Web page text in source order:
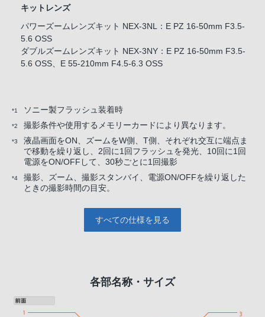
キットレンズ
パワーズームレンズキット NEX-3NL：E PZ 16-50mm F3.5-
5.6 OSS
ダブルズームレンズキット NEX-3NY：E PZ 16-50mm F3.5-
5.6 OSS、E 55-210mm F4.5-6.3 OSS
*1 ソニー製フラッシュ装着時
*2 撮影条件や使用するメモリーカードにより異なります。
*3
液晶画面をON、ズームをW側、T側、それぞれ交互に端点ま
で移動を繰り返し、2回に1回フラッシュを発光、10回に1回
電源をON/OFFして、30秒ごとに1回撮影
*4
撮影、ズーム、撮影スタンバイ、電源ON/OFFを繰り返した
ときの撮影時間の目安。
すべての仕様を見る
各部名称・サイズ